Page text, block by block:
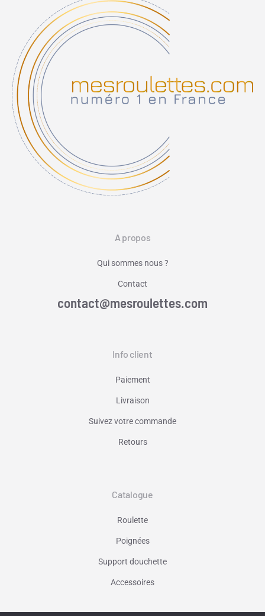
A propos
Qui sommes nous ?
Contact
contact@mesroulettes.com
Info client
Paiement
Livraison
Suivez votre commande
Retours
Catalogue
Roulette
Poignées
Support douchette
Accessoires